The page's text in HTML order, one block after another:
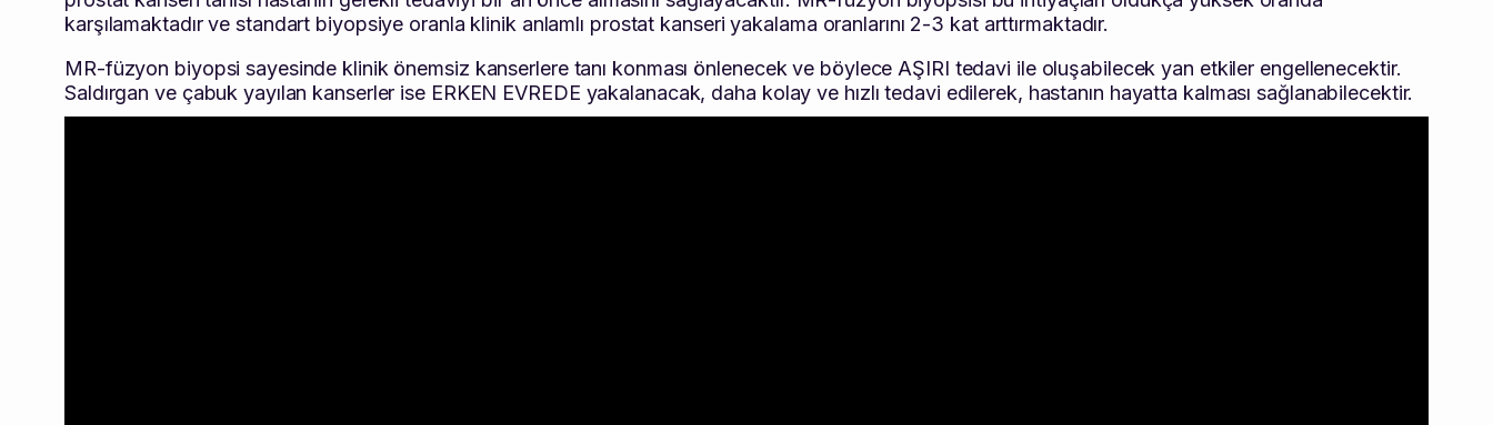
karşılamaktadır ve standart biyopsiye oranla klinik anlamlı prostat kanseri yakalama oranlarını 2-3 kat arttırmaktadır.
MR-füzyon biyopsi sayesinde klinik önemsiz kanserlere tanı konması önlenecek ve böylece AŞIRI tedavi ile oluşabilecek yan etkiler engellenecektir.
Saldırgan ve çabuk yayılan kanserler ise ERKEN EVREDE yakalanacak, daha kolay ve hızlı tedavi edilerek, hastanın hayatta kalması sağlanabilecektir.